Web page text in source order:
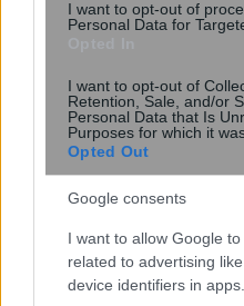
I want to opt-out of
Personal Data for
I want to opt-out of
Retention, Sale, and/or
Personal Data that Is
Purposes for which it
Opted Out
Google consents
I want to allow Google
related to advertising
device identifiers in apps.
Νέα κβαντική
της τα σφάλματα
φωτονίων